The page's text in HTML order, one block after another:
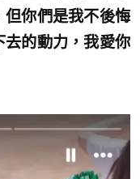
但你們是我不後悔
的動力，我愛你